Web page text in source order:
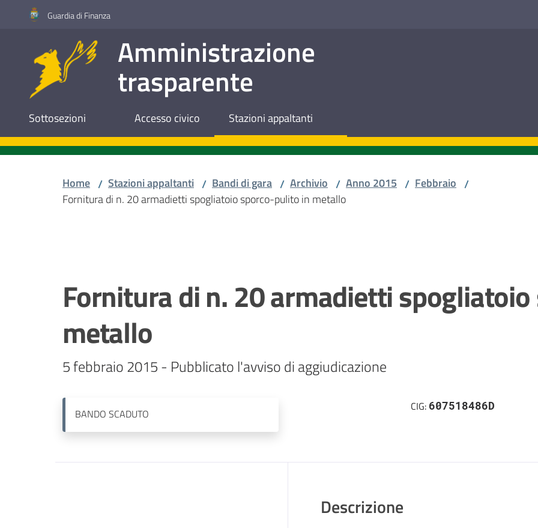
Vai al contenuto
Vai alla navigazione
Vai al footerGuardia di Finanza
Amministrazione
trasparente
Sottosezioni Accesso civico Stazioni appaltanti
Home / Stazioni appaltanti / Bandi di gara / Archivio / Anno 2015 / Febbraio /
Fornitura di n. 20 armadietti spogliatoio sporco-pulito in metallo
Fornitura di n. 20 armadietti
metallo
5 febbraio 2015 - Pubblicato l'avviso di aggiudicazione
BANDO SCADUTO
CIG: 607518486D
Descrizione